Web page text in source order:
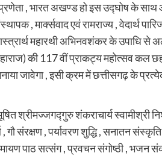
प्रणेता , भारत अखण्ड हो इस उद्घोष के
, मार्क्सवाद एवं रामराज्य , वेदार्थ
महारथी अभिनवशंकर के उपाधि से
की 117 वीं प्राकट्य महोत्सव कल
जावेगा , इसी क्रम में छत्तीसगढ़ के
श्रीमज्जगद्गुरु शंकराचार्य स्वामीश्री
संरक्षण , पर्यावरण शुद्धि , सनातन संस्कृति
पाठ सत्संग , प्रवचन संगोष्ठी , भजन